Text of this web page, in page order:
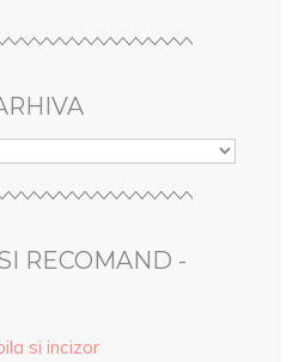
RECOMAND -
si incizor